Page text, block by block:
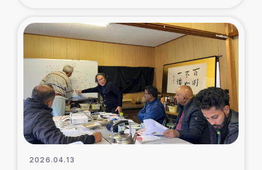
復興応援隊の活動
仮設住宅生活支援・農業復興支援
漁業復興支援
インターン・ボランティア日誌
2026.04.13